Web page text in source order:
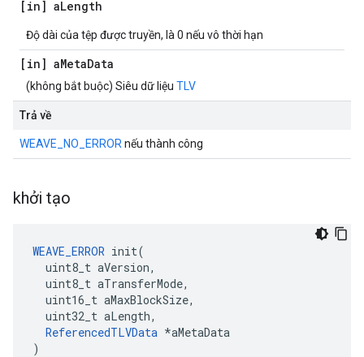
[in] aLength
Độ dài của tệp được truyền, là 0 nếu vô thời hạn
[in] aMetaData
(không bắt buộc) Siêu dữ liệu TLV
Trả về
WEAVE_NO_ERROR nếu thành công
khởi tạo
WEAVE_ERROR init(
  uint8_t aVersion,
  uint8_t aTransferMode,
  uint16_t aMaxBlockSize,
  uint32_t aLength,
ReferencedTLVData *aMetaData
)